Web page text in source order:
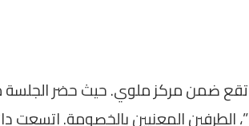
تقع ضمن مركز ملوي. حيث حضر
الطرفين المعنيين بالخصومة. اتسعت